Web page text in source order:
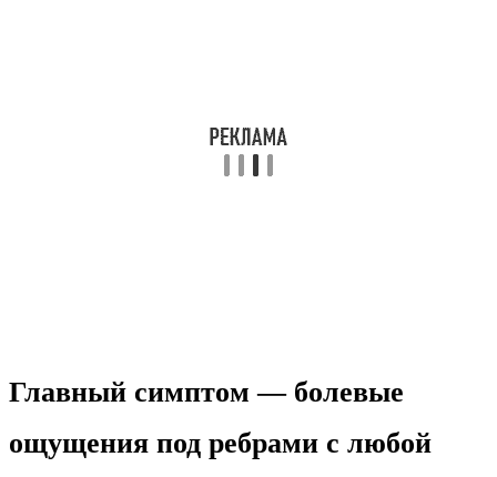
Главный симптом — болевые
ощущения под ребрами с любой